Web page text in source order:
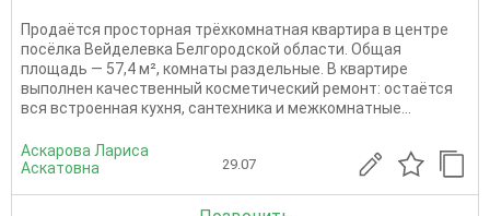
Продаётся просторная трёхкомнатная квартира в центре
посёлка Вейделевка Белгородской области. Общая
площадь — 57,4 м², комнаты раздельные. В квартире
выполнен качественный косметический ремонт: остаётся
вся встроенная кухня, сантехника и межкомнатные...
Аскарова Лариса
Аскатовна
29.07